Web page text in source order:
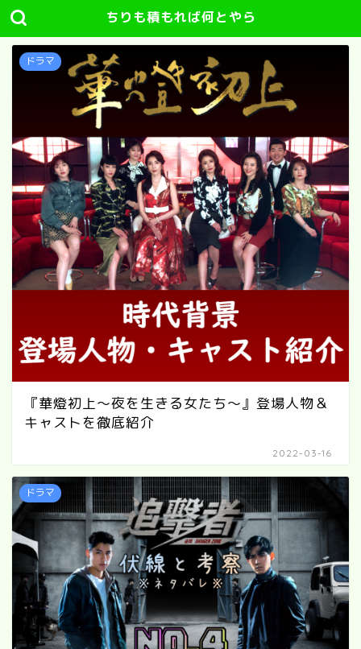
ちりも積もれば何とやら
ドラマ
『華燈初上～夜を生きる女たち～』登場人物＆
キャストを徹底紹介
2022-03-16
ドラマ